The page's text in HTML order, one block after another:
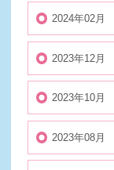
2024年02月
2023年12月
2023年10月
2023年08月